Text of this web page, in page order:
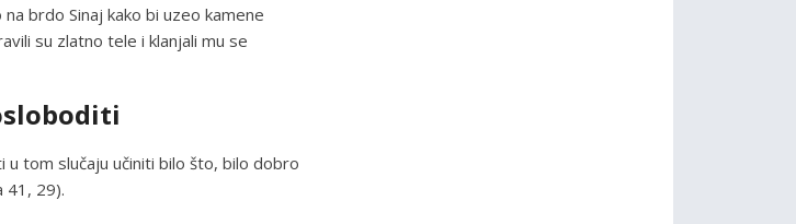
brdo Sinaj kako bi uzeo kamene
su zlatno tele i klanjali mu se
tom slučaju učiniti bilo što, bilo dobro
41, 29).